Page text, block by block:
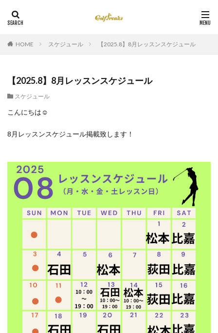
HOME スケジュール 【2025.8】8月レッスンスケジュール
【2025.8】8月レッスンスケジュール
スケジュール
こんにちは☺
8月レッスンスケジュール掲載致します！